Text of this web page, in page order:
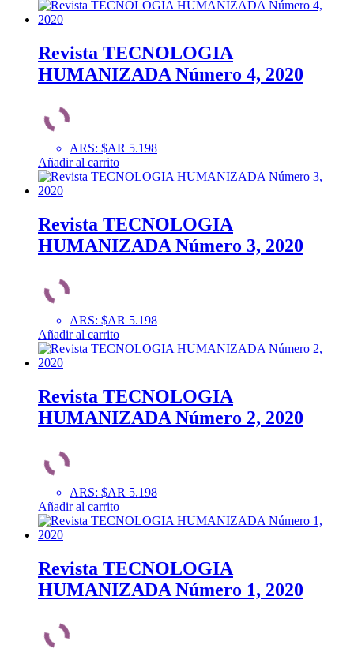
Revista TECNOLOGIA
HUMANIZADA Número 4, 2020
ARS: $AR 5.198
Añadir al carrito
Revista TECNOLOGIA
HUMANIZADA Número 3, 2020
ARS: $AR 5.198
Añadir al carrito
Revista TECNOLOGIA
HUMANIZADA Número 2, 2020
ARS: $AR 5.198
Añadir al carrito
Revista TECNOLOGIA
HUMANIZADA Número 1, 2020